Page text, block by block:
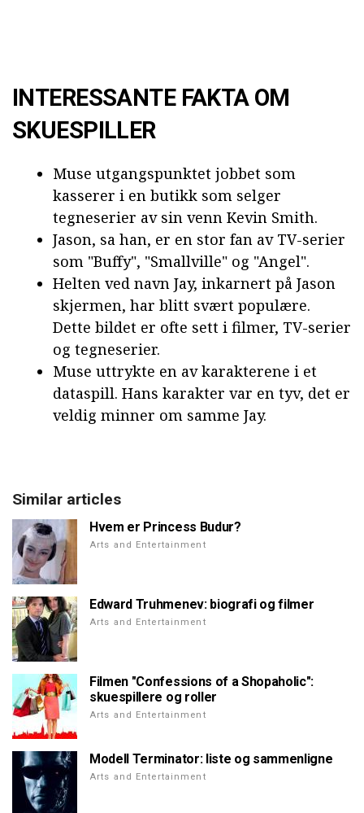
INTERESSANTE FAKTA OM
SKUESPILLER
Muse utgangspunktet jobbet som
kasserer i en butikk som selger
tegneserier av sin venn Kevin Smith.
Jason, sa han, er en stor fan av TV-serier
som "Buffy", "Smallville" og "Angel".
Helten ved navn Jay, inkarnert på Jason
skjermen, har blitt svært populære.
Dette bildet er ofte sett i filmer, TV-serier
og tegneserier.
Muse uttrykte en av karakterene i et
dataspill. Hans karakter var en tyv, det er
veldig minner om samme Jay.
Similar articles
Hvem er Princess Budur?
Arts and Entertainment
Edward Truhmenev: biografi og filmer
Arts and Entertainment
Filmen "Confessions of a Shopaholic":
skuespillere og roller
Arts and Entertainment
Modell Terminator: liste og sammenligne
Arts and Entertainment